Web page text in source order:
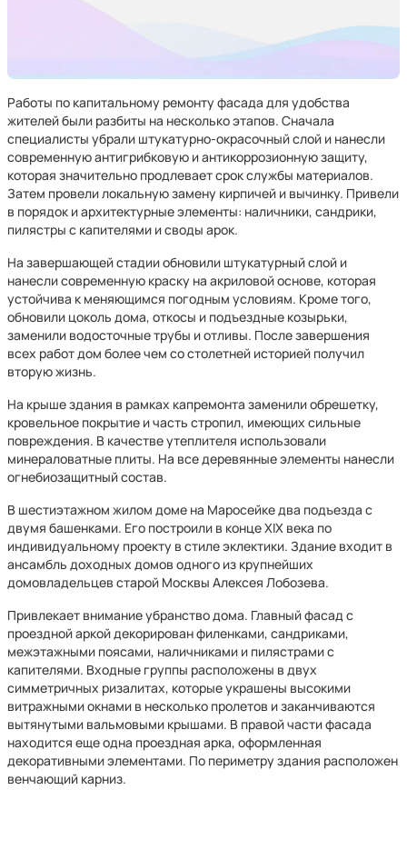
Работы по капитальному ремонту фасада для удобства
жителей были разбиты на несколько этапов. Сначала
специалисты убрали штукатурно-окрасочный слой и нанесли
современную антигрибковую и антикоррозионную защиту,
которая значительно продлевает срок службы материалов.
Затем провели локальную замену кирпичей и вычинку. Привели
в порядок и архитектурные элементы: наличники, сандрики,
пилястры с капителями и своды арок.
На завершающей стадии обновили штукатурный слой и
нанесли современную краску на акриловой основе, которая
устойчива к меняющимся погодным условиям. Кроме того,
обновили цоколь дома, откосы и подъездные козырьки,
заменили водосточные трубы и отливы. После завершения
всех работ дом более чем со столетней историей получил
вторую жизнь.
На крыше здания в рамках капремонта заменили обрешетку,
кровельное покрытие и часть стропил, имеющих сильные
повреждения. В качестве утеплителя использовали
минераловатные плиты. На все деревянные элементы нанесли
огнебиозащитный состав.
В шестиэтажном жилом доме на Маросейке два подъезда с
двумя башенками. Его построили в конце XIX века по
индивидуальному проекту в стиле эклектики. Здание входит в
ансамбль доходных домов одного из крупнейших
домовладельцев старой Москвы Алексея Лобозева.
Привлекает внимание убранство дома. Главный фасад с
проездной аркой декорирован филенками, сандриками,
межэтажными поясами, наличниками и пилястрами с
капителями. Входные группы расположены в двух
симметричных ризалитах, которые украшены высокими
витражными окнами в несколько пролетов и заканчиваются
вытянутыми вальмовыми крышами. В правой части фасада
находится еще одна проездная арка, оформленная
декоративными элементами. По периметру здания расположен
венчающий карниз.